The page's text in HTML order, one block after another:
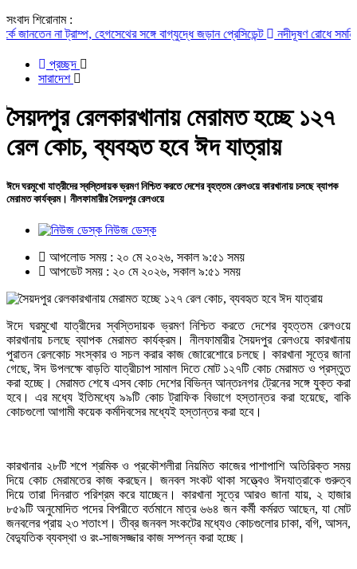
সংবাদ শিরোনাম :
না ট্রাম্প, হেগসেথের সঙ্গে বাগ্‌যুদ্ধে জড়ান প্রেসিডেন্ট নদীদূষণ রোধে সমন্বিত
প্রচ্ছদ
সারাদেশ
সৈয়দপুর রেলকারখানায় মেরামত হচ্ছে ১২৭
রেল কোচ, ব্যবহৃত হবে ঈদ যাত্রায়
ঈদে ঘরমুখো যাত্রীদের স্বস্তিদায়ক ভ্রমণ নিশ্চিত করতে দেশের বৃহত্তম রেলওয়ে কারখানায় চলছে ব্যাপক
মেরামত কার্যক্রম। নীলফামারীর সৈয়দপুর রেলওয়ে
নিউজ ডেস্ক
আপলোড সময় : ২০ মে ২০২৬, সকাল ৯:৫১ সময়
আপডেট সময় : ২০ মে ২০২৬, সকাল ৯:৫১ সময়
ঈদে ঘরমুখো যাত্রীদের স্বস্তিদায়ক ভ্রমণ নিশ্চিত করতে দেশের বৃহত্তম রেলওয়ে
কারখানায় চলছে ব্যাপক মেরামত কার্যক্রম। নীলফামারীর সৈয়দপুর রেলওয়ে কারখানায়
পুরাতন রেলকোচ সংস্কার ও সচল করার কাজ জোরেশোরে চলছে। কারখানা সূত্রে জানা
গেছে, ঈদ উপলক্ষে বাড়তি যাত্রীচাপ সামাল দিতে মোট ১২৭টি কোচ মেরামত ও প্রস্তুত
করা হচ্ছে। মেরামত শেষে এসব কোচ দেশের বিভিন্ন আন্তঃনগর ট্রেনের সঙ্গে যুক্ত করা
হবে। এর মধ্যে ইতিমধ্যে ৯৯টি কোচ ট্রাফিক বিভাগে হস্তান্তর করা হয়েছে, বাকি
কোচগুলো আগামী কয়েক কর্মদিবসের মধ্যেই হস্তান্তর করা হবে।
কারখানার ২৮টি শপে শ্রমিক ও প্রকৌশলীরা নিয়মিত কাজের পাশাপাশি অতিরিক্ত সময়
দিয়ে কোচ মেরামতের কাজ করছেন। জনবল সংকট থাকা সত্ত্বেও ঈদযাত্রাকে গুরুত্ব
দিয়ে তারা দিনরাত পরিশ্রম করে যাচ্ছেন। কারখানা সূত্রে আরও জানা যায়, ২ হাজার
৮৫৯টি অনুমোদিত পদের বিপরীতে বর্তমানে মাত্র ৬৬৪ জন কর্মী কর্মরত আছেন, যা মোট
জনবলের প্রায় ২৩ শতাংশ। তীব্র জনবল সংকটের মধ্যেও কোচগুলোর চাকা, বগি, আসন,
বৈদ্যুতিক ব্যবস্থা ও রং-সাজসজ্জার কাজ সম্পন্ন করা হচ্ছে।